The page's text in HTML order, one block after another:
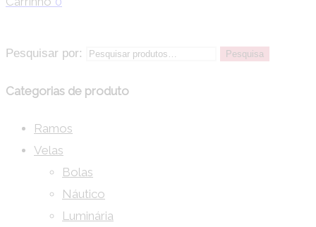
Pesquisar por: Pesquisa
Categorias de produto
Ramos
Velas
Bolas
Náutico
Luminária